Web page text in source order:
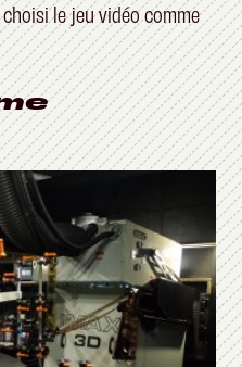
le jeu vidéo comme